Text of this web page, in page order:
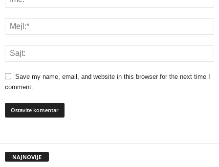
Save my name, email, and website in this browser for the next time I
comment.
NAJNOVIJE